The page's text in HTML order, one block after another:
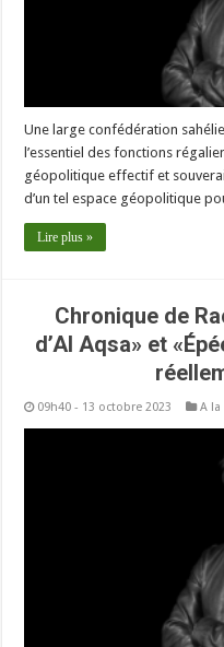
Une large confédération
l’essentiel des fonctions
géopolitique effectif et
d’un tel espace géopolitique
Lire plus »
Chronique de
d’Al Aqsa» et
09h40 - 13 octobre 2023 A